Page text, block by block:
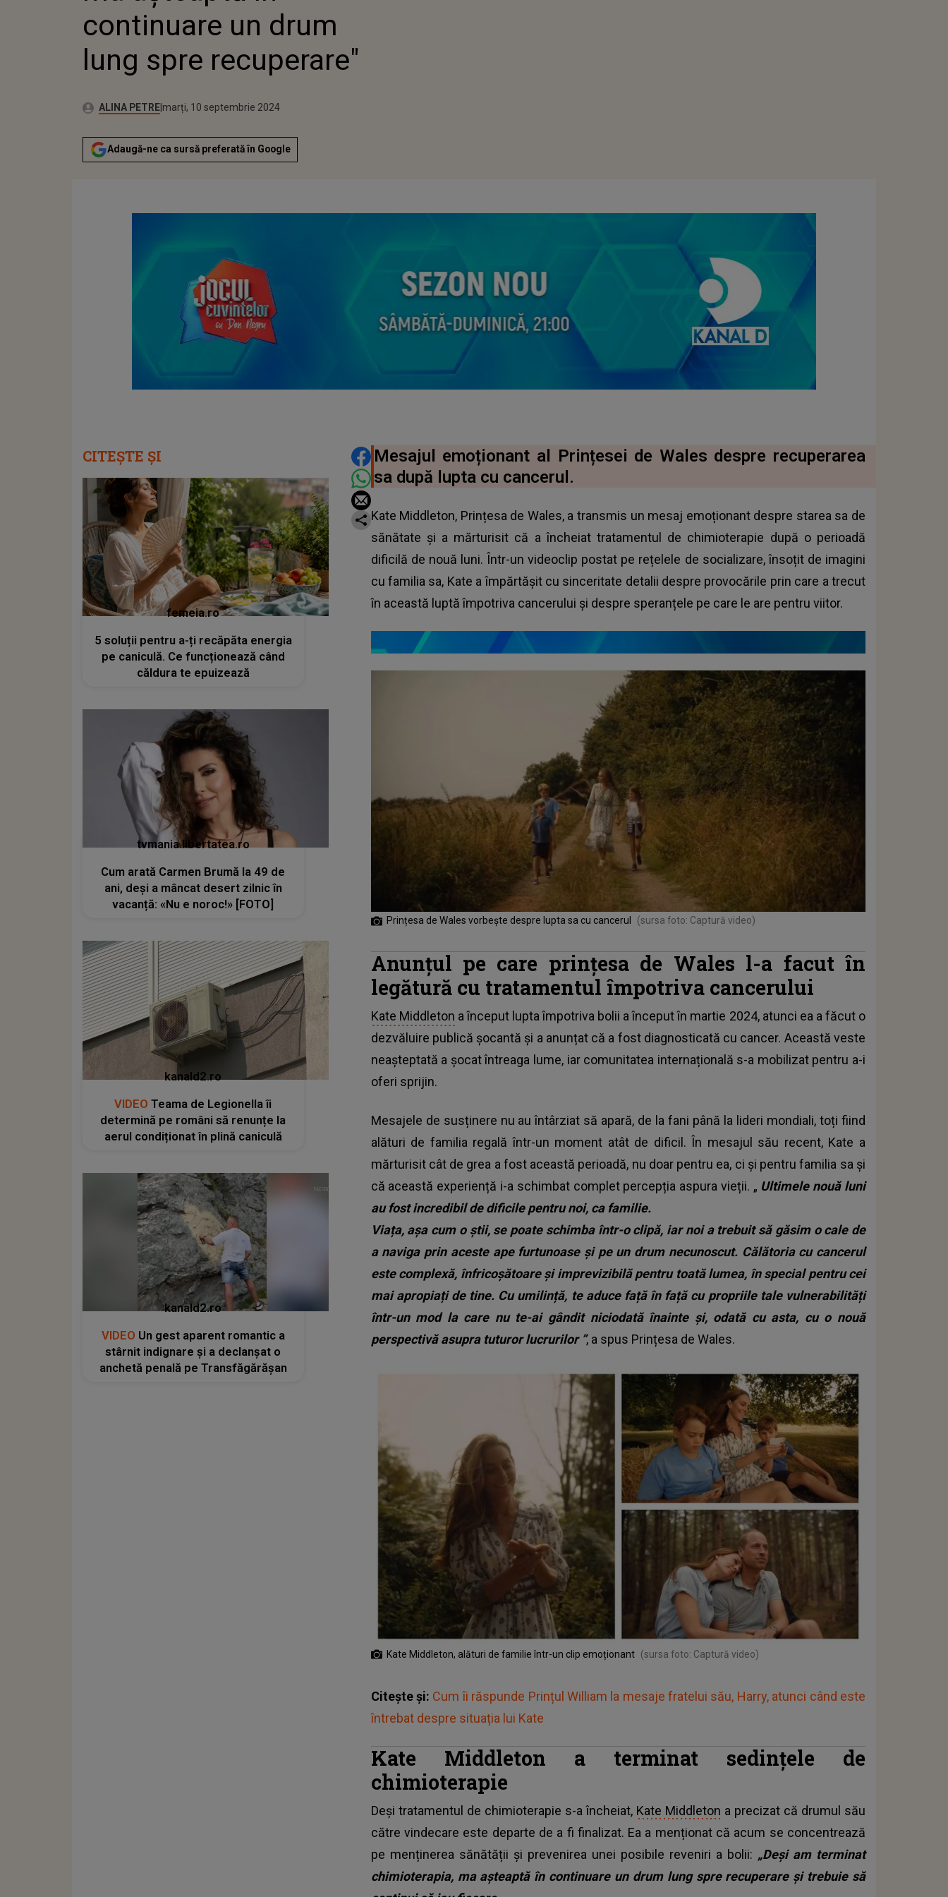
continuare un drum
lung spre recuperare"
Autor:ALINA PETREPublicat:
marți, 10 septembrie 2024
Actualizat:
marți, 10 septembrie 2024
Adaugă-ne ca sursă preferată în Google
DISTRIBUIE ARTICOLUL
Mesajul emoționant al Prințesei de Wales despre recuperarea
sa după lupta cu cancerul.
Kate Middleton, Prințesa de Wales, a transmis un mesaj emoționant despre starea sa de
sănătate și a mărturisit că a încheiat tratamentul de chimioterapie după o perioadă
dificilă de nouă luni. Într-un videoclip postat pe rețelele de socializare, însoțit de imagini
cu familia sa, Kate a împărtășit cu sinceritate detalii despre provocările prin care a trecut
în această luptă împotriva cancerului și despre speranțele pe care le are pentru viitor.
Prințesa de Wales vorbește despre lupta sa cu cancerul (sursa foto: Captură video)
Anunțul pe care prințesa de Wales l-a facut în
legătură cu tratamentul împotriva cancerului
Kate Middleton a început lupta împotriva bolii a început în martie 2024, atunci ea a făcut o
dezvăluire publică șocantă și a anunțat că a fost diagnosticată cu cancer. Această veste
neașteptată a șocat întreaga lume, iar comunitatea internațională s-a mobilizat pentru a-i
oferi sprijin.
Mesajele de susținere nu au întârziat să apară, de la fani până la lideri mondiali, toți fiind
alături de familia regală într-un moment atât de dificil. În mesajul său recent, Kate a
mărturisit cât de grea a fost această perioadă, nu doar pentru ea, ci și pentru familia sa și
că această experiență i-a schimbat complet percepția aspura vieții. „ Ultimele nouă luni
au fost incredibil de dificile pentru noi, ca familie.
Viața, așa cum o știi, se poate schimba într-o clipă, iar noi a trebuit să găsim o cale de
a naviga prin aceste ape furtunoase și pe un drum necunoscut. Călătoria cu cancerul
este complexă, înfricoșătoare și imprevizibilă pentru toată lumea, în special pentru cei
mai apropiați de tine. Cu umilință, te aduce față în față cu propriile tale vulnerabilități
într-un mod la care nu te-ai gândit niciodată înainte și, odată cu asta, cu o nouă
perspectivă asupra tuturor lucrurilor ”, a spus Prințesa de Wales.
Kate Middleton, alături de familie într-un clip emoționant (sursa foto: Captură video)
Citește și: Cum îi răspunde Prințul William la mesaje fratelui său, Harry, atunci când este
întrebat despre situația lui Kate
Kate Middleton a terminat sedințele de
chimioterapie
Deși tratamentul de chimioterapie s-a încheiat, Kate Middleton a precizat că drumul său
către vindecare este departe de a fi finalizat. Ea a menționat că acum se concentrează
pe menținerea sănătății și prevenirea unei posibile reveniri a bolii: „Deși am terminat
chimioterapia, ma așteaptă în continuare un drum lung spre recuperare și trebuie să
CITEȘTE ȘI
femeia.ro
5 soluții pentru a-ți recăpăta energia
pe caniculă. Ce funcționează când
căldura te epuizează
tvmania.libertatea.ro
Cum arată Carmen Brumă la 49 de
ani, deși a mâncat desert zilnic în
vacanță: «Nu e noroc!» [FOTO]
kanald2.ro
VIDEO Teama de Legionella îi
determină pe români să renunțe la
aerul condiționat în plină caniculă
kanald2.ro
VIDEO Un gest aparent romantic a
stârnit indignare și a declanșat o
anchetă penală pe Transfăgărășan